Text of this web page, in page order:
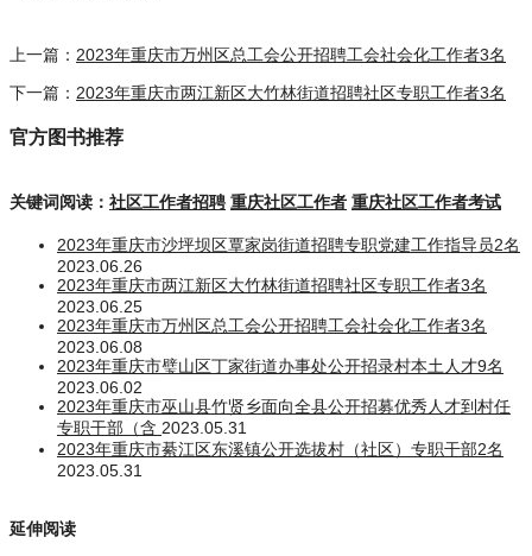
上一篇： 2023年重庆市万州区总工会公开招聘工会社会化工作者3名
下一篇： 2023年重庆市两江新区大竹林街道招聘社区专职工作者3名
官方图书推荐
关键词阅读： 社区工作者招聘 重庆社区工作者 重庆社区工作者考试
2023年重庆市沙坪坝区覃家岗街道招聘专职党建工作指导员2名
2023.06.26
2023年重庆市两江新区大竹林街道招聘社区专职工作者3名
2023.06.25
2023年重庆市万州区总工会公开招聘工会社会化工作者3名
2023.06.08
2023年重庆市璧山区丁家街道办事处公开招录村本土人才9名
2023.06.02
2023年重庆市巫山县竹贤乡面向全县公开招募优秀人才到村任
专职干部（含 2023.05.31
2023年重庆市綦江区东溪镇公开选拔村（社区）专职干部2名
2023.05.31
延伸阅读